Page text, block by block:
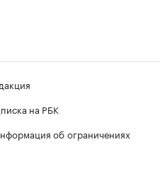
на РБК
об ограничениях